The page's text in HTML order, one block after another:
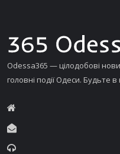
Odessa365 — цілодобові
головні події Одеси. Будьте в